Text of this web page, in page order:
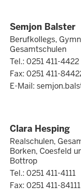
Semjon Balster
Berufkollegs,
Gesamtschulen
Tel.: 0251 411-4422
Fax: 0251 411-
E-Mail:
Clara Hesping
Realschulen,
Borken, Coesfeld
Bottrop
Tel.: 0251 411-4111
Fax: 0251 411-84111